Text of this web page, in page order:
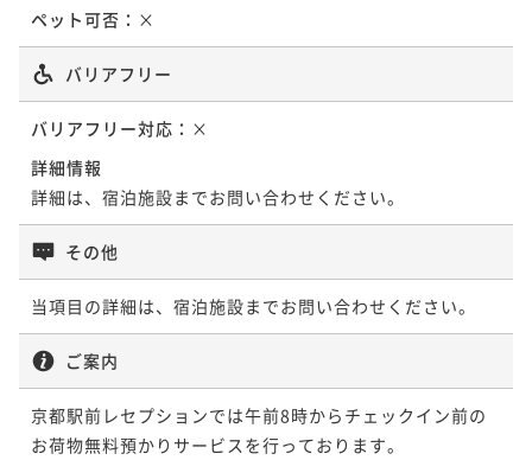
ペット可否： ×
バリアフリー
バリアフリー対応： ×
詳細情報
詳細は、宿泊施設までお問い合わせください。
その他
当項目の詳細は、宿泊施設までお問い合わせください。
ご案内
京都駅前レセプションでは午前8時からチェックイン前の
お荷物無料預かりサービスを行っております。